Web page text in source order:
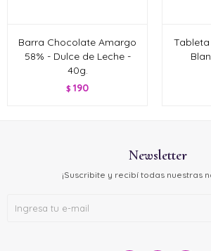
Barra Chocolate Amargo
58% - Dulce de Leche -
40g.
$ 190
Tableta
Newsletter
¡Suscribite y recibí todas nuestras